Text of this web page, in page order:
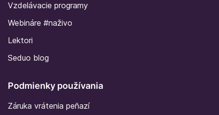
Vzdelávacie programy
Webináre #naživo
Lektori
Seduo blog
Podmienky používania
Záruka vrátenia peňazí